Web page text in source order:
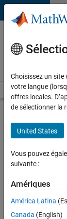
Passer au contenu
Votre
carrière
chez
Accueil Explorer
d’autres
offres
Senior
Software
Quality
Engineer
Choisissez un
votre langue
offres locales.
de sélectionner la
United States
Vous pouvez
suivante :
Amériques
América Latina
Canada (English)